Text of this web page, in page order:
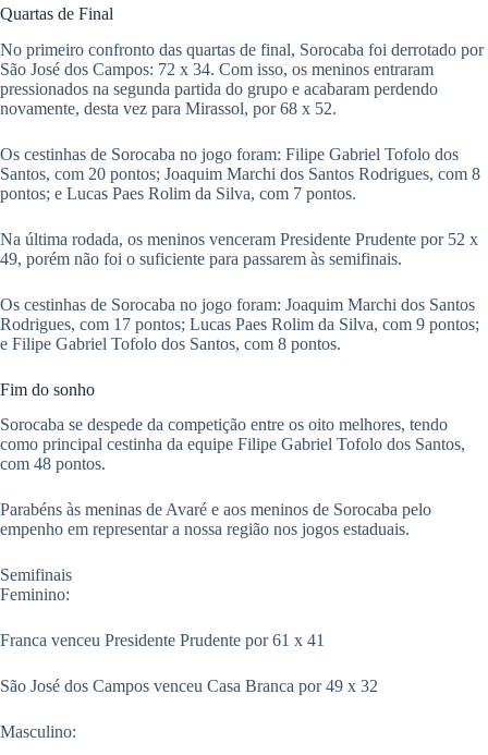
Quartas de Final
No primeiro confronto das quartas de final, Sorocaba foi derrotado por
São José dos Campos: 72 x 34. Com isso, os meninos entraram
pressionados na segunda partida do grupo e acabaram perdendo
novamente, desta vez para Mirassol, por 68 x 52.
Os cestinhas de Sorocaba no jogo foram: Filipe Gabriel Tofolo dos
Santos, com 20 pontos; Joaquim Marchi dos Santos Rodrigues, com 8
pontos; e Lucas Paes Rolim da Silva, com 7 pontos.
Na última rodada, os meninos venceram Presidente Prudente por 52 x
49, porém não foi o suficiente para passarem às semifinais.
Os cestinhas de Sorocaba no jogo foram: Joaquim Marchi dos Santos
Rodrigues, com 17 pontos; Lucas Paes Rolim da Silva, com 9 pontos;
e Filipe Gabriel Tofolo dos Santos, com 8 pontos.
Fim do sonho
Sorocaba se despede da competição entre os oito melhores, tendo
como principal cestinha da equipe Filipe Gabriel Tofolo dos Santos,
com 48 pontos.
Parabéns às meninas de Avaré e aos meninos de Sorocaba pelo
empenho em representar a nossa região nos jogos estaduais.
Semifinais
Feminino:
Franca venceu Presidente Prudente por 61 x 41
São José dos Campos venceu Casa Branca por 49 x 32
Masculino: